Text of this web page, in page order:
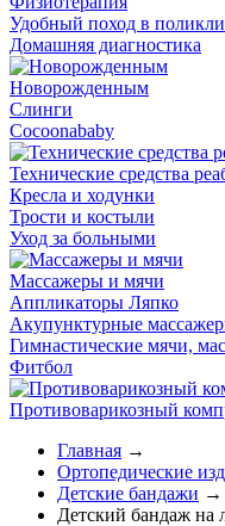
Удобный поход в
Домашняя диагностика
Новорожденным
Слинги
Cocoonababy
Технические средства
Кресла и ходунки
Трости и костыли
Уход за больными
Массажеры и мячи
Аппликаторы Ляпко
Акупунктурные
Гимнастические мячи,
Фитбол
Противоварикозный
Главная →
Ортопедические
Детские бандажи →
Детский бандаж на